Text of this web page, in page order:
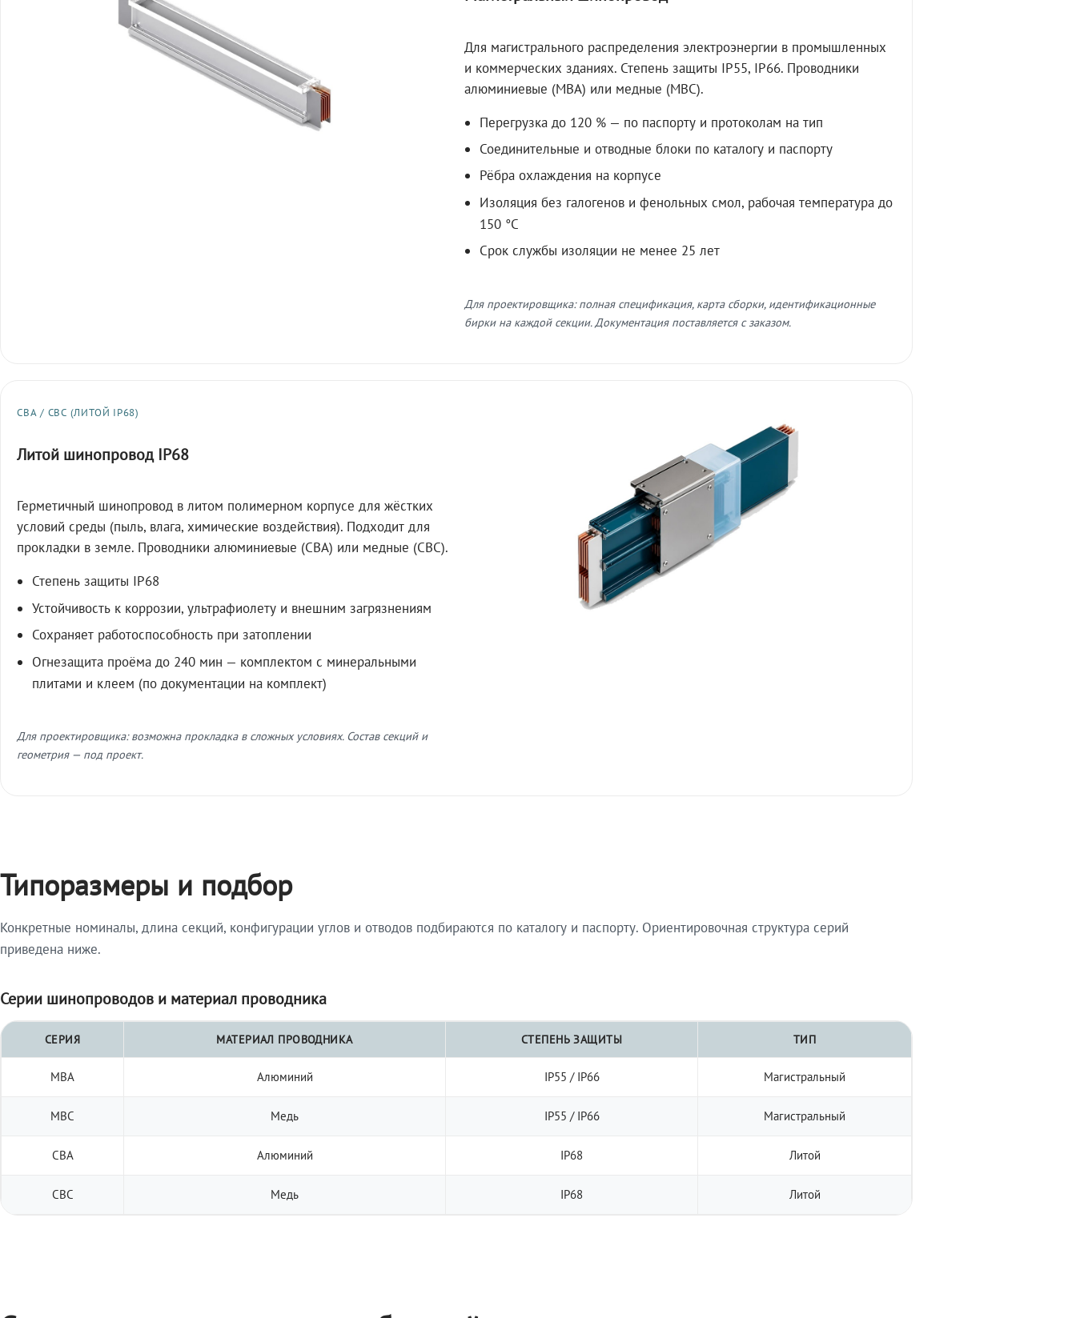
Для магистрального распределения электроэнергии в промышленных
и коммерческих зданиях. Степень защиты IP55, IP66. Проводники
алюминиевые (МВА) или медные (МВС).
Перегрузка до 120 % — по паспорту и протоколам на тип
Соединительные и отводные блоки по каталогу и паспорту
Рёбра охлаждения на корпусе
Изоляция без галогенов и фенольных смол, рабочая температура до
150 °C
Срок службы изоляции не менее 25 лет
Для проектировщика: полная спецификация, карта сборки, идентификационные
бирки на каждой секции. Документация поставляется с заказом.
СВА / СВС (ЛИТОЙ IP68)
Литой шинопровод IP68
Герметичный шинопровод в литом полимерном корпусе для жёстких
условий среды (пыль, влага, химические воздействия). Подходит для
прокладки в земле. Проводники алюминиевые (СВА) или медные (СВС).
Степень защиты IP68
Устойчивость к коррозии, ультрафиолету и внешним загрязнениям
Сохраняет работоспособность при затоплении
Огнезащита проёма до 240 мин — комплектом с минеральными
плитами и клеем (по документации на комплект)
Для проектировщика: возможна прокладка в сложных условиях. Состав секций и
геометрия — под проект.
Типоразмеры и подбор
Конкретные номиналы, длина секций, конфигурации углов и отводов подбираются по каталогу и паспорту. Ориентировочная структура серий
приведена ниже.
Серии шинопроводов и материал проводника
СЕРИЯ МАТЕРИАЛ ПРОВОДНИКА СТЕПЕНЬ ЗАЩИТЫ ТИП
МВА Алюминий IP55 / IP66 Магистральный
МВС Медь IP55 / IP66 Магистральный
СВА Алюминий IP68 Литой
СВС Медь IP68 Литой